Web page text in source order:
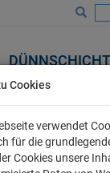
Cookies
verwendet
für die
Cookies unsere